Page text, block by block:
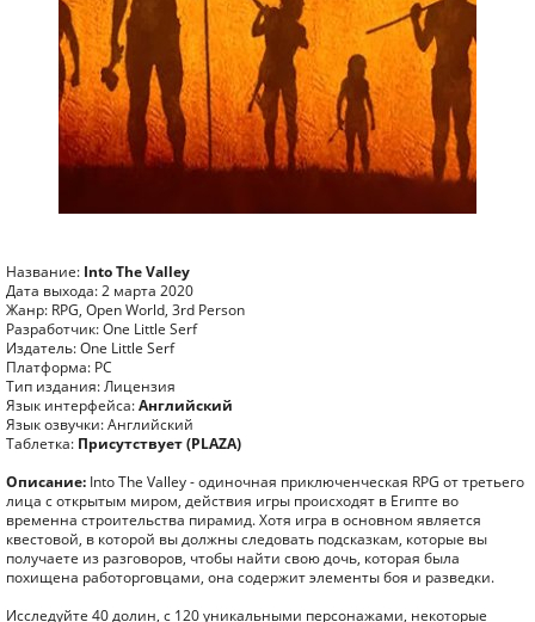
Название: Into The Valley
Дата выхода: 2 марта 2020
Жанр: RPG, Open World, 3rd Person
Разработчик: One Little Serf
Издатель: One Little Serf
Платформа: PC
Тип издания: Лицензия
Язык интерфейса:Английский
Язык озвучки: Английский
Таблетка: Присутствует (PLAZA)
Описание: Into The Valley - одиночная приключенческая RPG от третьего
лица с открытым миром, действия игры происходят в Египте во
временна строительства пирамид. Хотя игра в основном является
квестовой, в которой вы должны следовать подсказкам, которые вы
получаете из разговоров, чтобы найти свою дочь, которая была
похищена работорговцами, она содержит элементы боя и разведки.
Исследуйте 40 долин, с 120 уникальными персонажами, некоторые